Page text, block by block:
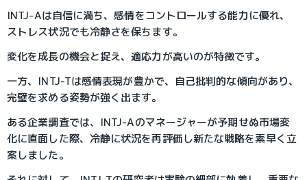
INTJ-Aは自信に満ち、感情をコントロールする能力に優れ、
ストレス状況でも冷静さを保ちます。
変化を成長の機会と捉え、適応力が高いのが特徴です。
一方、INTJ-Tは感情表現が豊かで、自己批判的な傾向があり、
完璧を求める姿勢が強く出ます。
ある企業調査では、INTJ-Aのマネージャーが予期せぬ市場変
化に直面した際、冷静に状況を再評価し新たな戦略を素早く立
案しました。